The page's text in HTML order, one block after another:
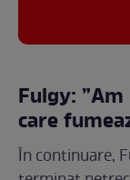
Fulgy:
care
În continuare,